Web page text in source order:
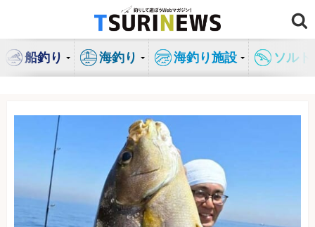
ン
船釣り 海釣り 海釣り施設 ソル